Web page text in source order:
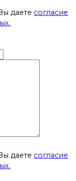
даете согласие
даете согласие